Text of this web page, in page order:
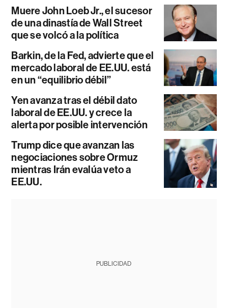
Muere John Loeb Jr., el sucesor
de una dinastía de Wall Street
que se volcó a la política
Barkin, de la Fed, advierte que el
mercado laboral de EE.UU. está
en un “equilibrio débil”
Yen avanza tras el débil dato
laboral de EE.UU. y crece la
alerta por posible intervención
Trump dice que avanzan las
negociaciones sobre Ormuz
mientras Irán evalúa veto a
EE.UU.
PUBLICIDAD